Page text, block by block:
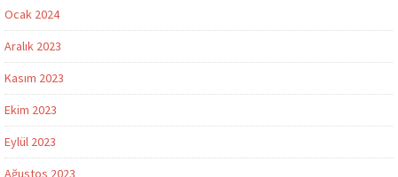
Ocak 2024
Aralık 2023
Kasım 2023
Ekim 2023
Eylül 2023
Ağustos 2023